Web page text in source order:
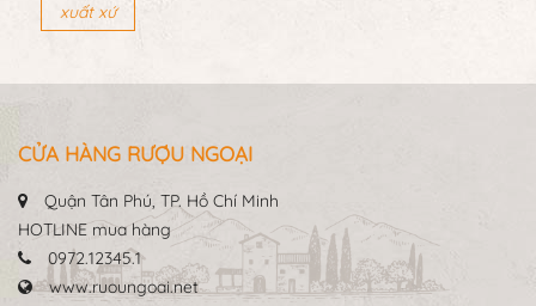
xuất xứ
CỬA HÀNG RƯỢU NGOẠI
Quận Tân Phú, TP. Hồ Chí Minh
HOTLINE mua hàng
0972.12345.1
www.ruoungoai.net